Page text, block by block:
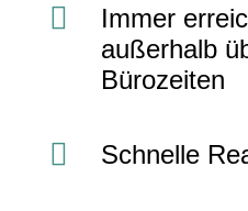

Immer
außerhalb
Bürozeiten
 Schnelle